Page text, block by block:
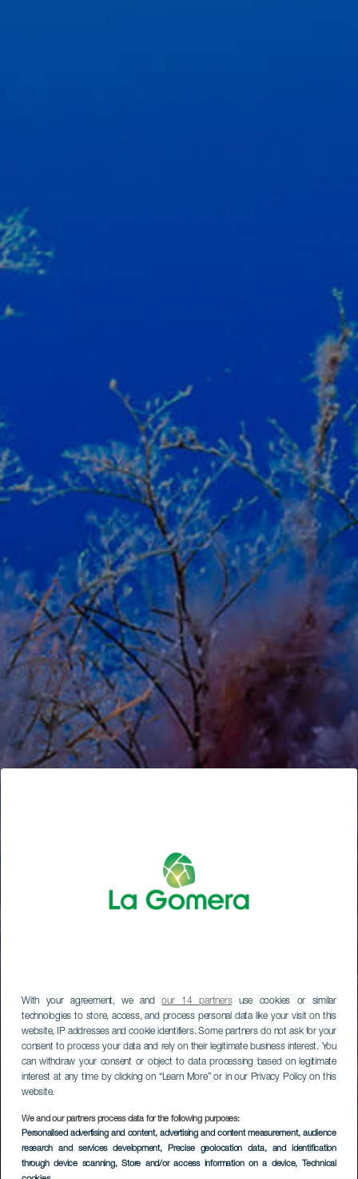
With your agreement, we andour 14 partnersuse cookies or similar
technologies to store, access, and process personal data like your visit on this
website, IP addresses and cookie identifiers. Some partners do not ask for your
consent to process your data and rely on their legitimate business interest. You
can withdraw your consent or object to data processing based on legitimate
interest at any time by clicking on “Learn More” or in our Privacy Policy on this
website.
We and our partners process data for the following purposes:
Personalised advertising and content, advertising and content measurement, audience
research and services development, Precise geolocation data, and identification
through device scanning, Store and/or access information on a device, Technical